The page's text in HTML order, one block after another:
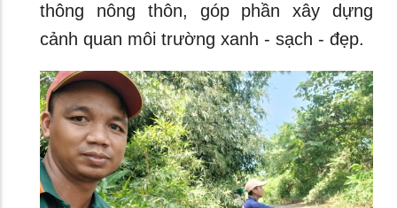
thông nông thôn, góp phần xây dựng
cảnh quan môi trường xanh - sạch - đẹp.